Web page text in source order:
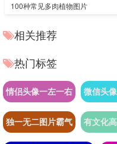
100种常见多肉植物图片
相关推荐
热门标签
情侣头像一左一右 微信头
独一无二图片霸气 有文化